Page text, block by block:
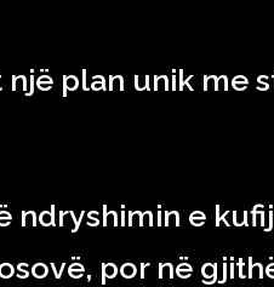
plan unik me
ndryshimin e
por në